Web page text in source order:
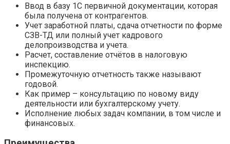
Ввод в базу 1С первичной документации, которая
была получена от контрагентов.
Учет заработной платы, сдача отчетности по форме
СЗВ-ТД или полный учет кадрового
делопроизводства и учета.
Расчет, составление отчётов в налоговую
инспекцию.
Промежуточную отчетность также называют
годовой.
Как пример – консультацию по новому виду
деятельности или бухгалтерскому учету.
Исполнение любых задач компании, в том числе и
финансовых.